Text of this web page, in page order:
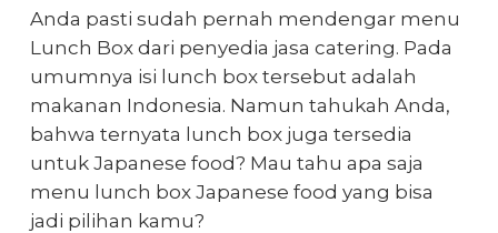
Anda pasti sudah pernah mendengar menu
Lunch Box dari penyedia jasa catering. Pada
umumnya isi lunch box tersebut adalah
makanan Indonesia. Namun tahukah Anda,
bahwa ternyata lunch box juga tersedia
untuk Japanese food? Mau tahu apa saja
menu lunch box Japanese food yang bisa
jadi pilihan kamu?